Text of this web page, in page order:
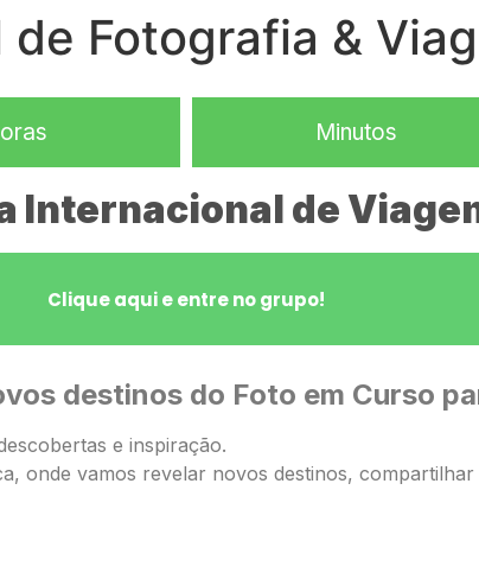
Fotografia &
Minutos
Internacional de
Clique aqui e entre no grupo!
destinos do Foto em Curso
e inspiração.
onde vamos revelar novos destinos,